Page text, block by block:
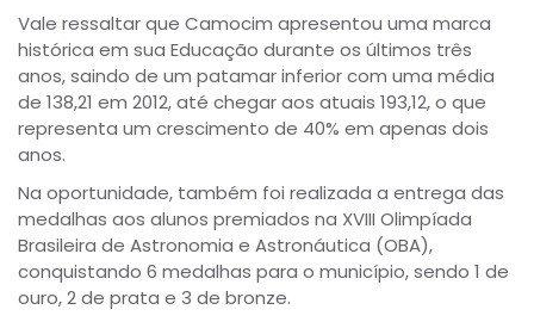
Vale ressaltar que Camocim apresentou uma marca
histórica em sua Educação durante os últimos três
anos, saindo de um patamar inferior com uma média
de 138,21 em 2012, até chegar aos atuais 193,12, o que
representa um crescimento de 40% em apenas dois
anos.
Na oportunidade, também foi realizada a entrega das
medalhas aos alunos premiados na XVIII Olimpíada
Brasileira de Astronomia e Astronáutica (OBA),
conquistando 6 medalhas para o município, sendo 1 de
ouro, 2 de prata e 3 de bronze.